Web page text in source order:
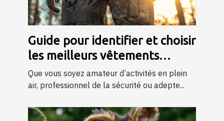
Guide pour identifier et choisir
les meilleurs vêtements
tactiques
Que vous soyez amateur d’activités en plein
air, professionnel de la sécurité ou adepte...